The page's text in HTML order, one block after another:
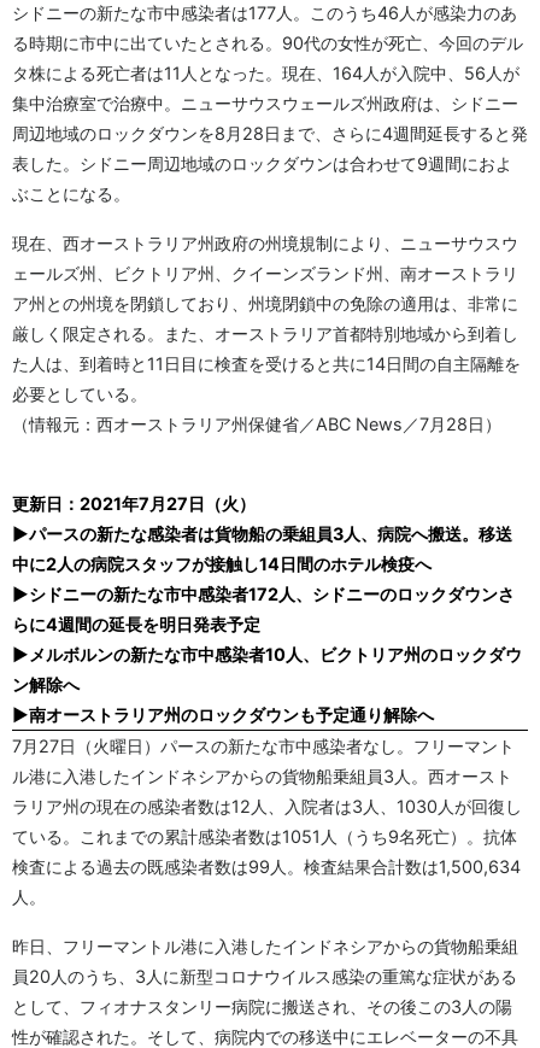
シドニーの新たな市中感染者は177人。このうち46人が感染力のあ
る時期に市中に出ていたとされる。90代の女性が死亡、今回のデル
タ株による死亡者は11人となった。現在、164人が入院中、56人が
集中治療室で治療中。ニューサウスウェールズ州政府は、シドニー
周辺地域のロックダウンを8月28日まで、さらに4週間延長すると発
表した。シドニー周辺地域のロックダウンは合わせて9週間におよ
ぶことになる。
現在、西オーストラリア州政府の州境規制により、ニューサウスウ
ェールズ州、ビクトリア州、クイーンズランド州、南オーストラリ
ア州との州境を閉鎖しており、州境閉鎖中の免除の適用は、非常に
厳しく限定される。また、オーストラリア首都特別地域から到着し
た人は、到着時と11日目に検査を受けると共に14日間の自主隔離を
必要としている。
（情報元：西オーストラリア州保健省／ABC News／7月28日）
更新日：2021年7月27日（火）
▶パースの新たな感染者は貨物船の乗組員3人、病院へ搬送。移送
中に2人の病院スタッフが接触し14日間のホテル検疫へ
▶シドニーの新たな市中感染者172人、シドニーのロックダウンさ
らに4週間の延長を明日発表予定
▶メルボルンの新たな市中感染者10人、ビクトリア州のロックダウ
ン解除へ
▶南オーストラリア州のロックダウンも予定通り解除へ
7月27日（火曜日）パースの新たな市中感染者なし。フリーマント
ル港に入港したインドネシアからの貨物船乗組員3人。西オースト
ラリア州の現在の感染者数は12人、入院者は3人、1030人が回復し
ている。これまでの累計感染者数は1051人（うち9名死亡）。抗体
検査による過去の既感染者数は99人。検査結果合計数は1,500,634
人。
昨日、フリーマントル港に入港したインドネシアからの貨物船乗組
員20人のうち、3人に新型コロナウイルス感染の重篤な症状がある
として、フィオナスタンリー病院に搬送され、その後この3人の陽
性が確認された。そして、病院内での移送中にエレベーターの不具